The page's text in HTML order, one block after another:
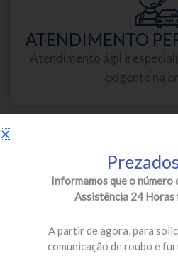
ATENDIMENTO
Atendimento ágil e
exigente na
PARCEIROS
Informamos que o número
Assistência 24
A partir de agora, para
comunicação de roubo e